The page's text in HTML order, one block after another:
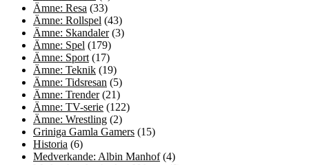
Ämne: Resa (33)
Ämne: Rollspel (43)
Ämne: Skandaler(3)
Ämne: Spel (179)
Ämne: Sport (17)
Ämne: Teknik (19)
Ämne: Tidsresan (5)
Ämne: Trender(21)
Ämne: TV-serie (122)
Ämne: Wrestling (2)
Griniga Gamla Gamers (15)
Historia (6)
Medverkande: Albin Manhof(4)